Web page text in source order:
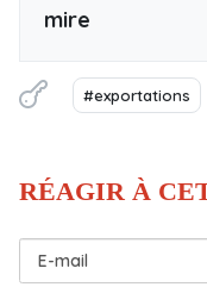
mire
#exportations